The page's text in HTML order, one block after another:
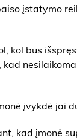
įstatymo
kol bus
įvykdė jai
kad įmonė